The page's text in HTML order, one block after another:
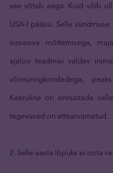
see võtab aega. Kuid võib
USA-l pääsu. Selle
iseseisva mõtlemisega,
ajaloo teadmisi valdav
võimuringkondadega,
Keeruline on ennustada
tegevused on ettearvamatud.
2. Selle aasta lõpuks ei oota